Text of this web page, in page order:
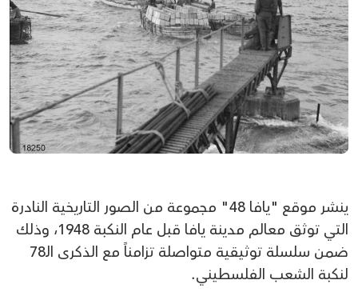
ينشر موقع "يافا 48" مجموعة من الصور التاريخية النادرة
التي توثق معالم مدينة يافا قبل عام النكبة 1948، وذلك
ضمن سلسلة توثيقية متواصلة تزامناً مع الذكرى الـ78
لنكبة الشعب الفلسطيني.